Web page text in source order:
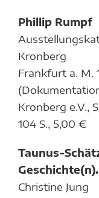
Phillip Rumpf
Kronberg
Frankfurt a. M.
Kronberg e.V.,
104 S., 5,00 €
Taunus-
Geschichte(n).
Christine Jung